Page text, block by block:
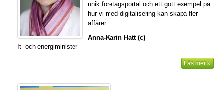
unik företagsportal och ett gott exempel på
hur vi med digitalisering kan skapa fler
affärer.
Anna-Karin Hatt (c)
It- och energiminister
Läs mer »